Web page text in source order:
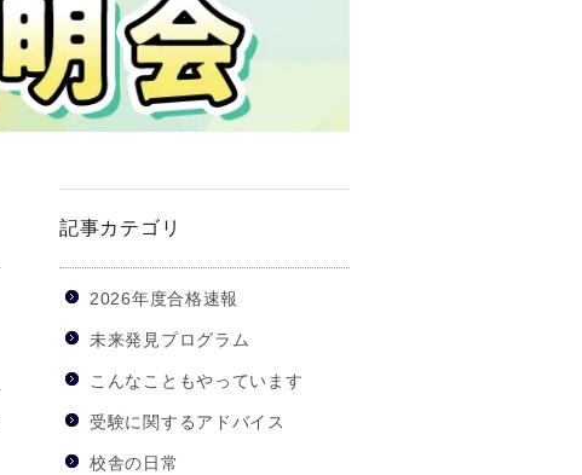
記事カテゴリ
2026年度合格速報
未来発見プログラム
こんなこともやっています
受験に関するアドバイス
校舎の日常